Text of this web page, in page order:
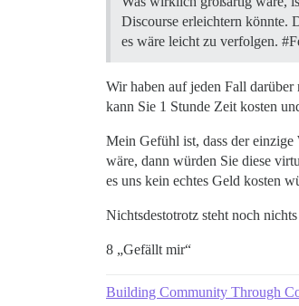
Discourse erleichtern könnte.
es wäre leicht zu verfolgen.
Wir haben auf jeden Fall
kann Sie 1 Stunde Zeit kosten
Mein Gefühl ist, dass der
wäre, dann würden Sie diese
es uns kein echtes Geld kosten
Nichtsdestotrotz steht noch
8 „Gefällt mir“
Building Community Through